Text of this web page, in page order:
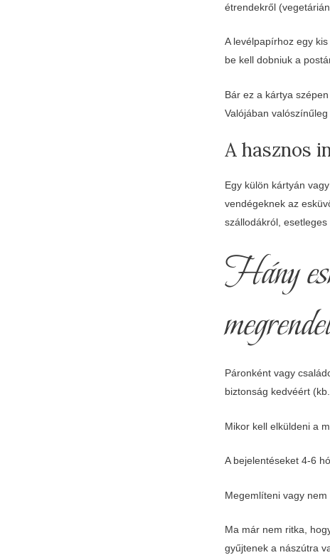
étrendekről
A levélpapírhoz egy
be kell dobniuk a
Bár ez a kártya
Valójában
A hasznos
Egy külön kártyán
vendégeknek az
szállodákról,
Hány
Páronként vagy
biztonság kedvéért
Mikor kell elküldeni a
A bejelentéseket 4-6
Megemlíteni vagy
Ma már nem ritka,
gyűjtenek a nászútra